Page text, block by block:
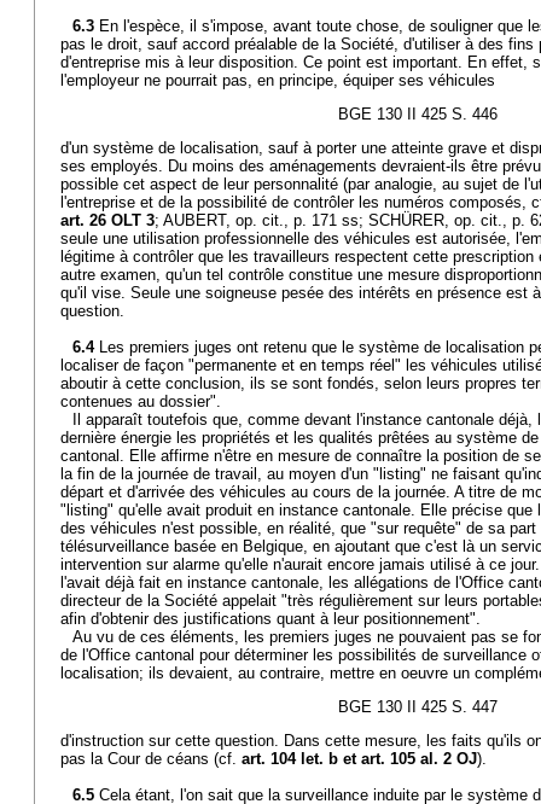
6.3 En l'espèce, il s'impose, avant toute chose, de souligner que
pas le droit, sauf accord préalable de la Société, d'utiliser à des fins
d'entreprise mis à leur disposition. Ce point est important. En effet,
l'employeur ne pourrait pas, en principe, équiper ses véhicules
BGE 130 II 425 S. 446
d'un système de localisation, sauf à porter une atteinte grave et
ses employés. Du moins des aménagements devraient-ils être
possible cet aspect de leur personnalité (par analogie, au sujet de
l'entreprise et de la possibilité de contrôler les numéros composés,
art. 26 OLT 3; AUBERT, op. cit., p. 171 ss; SCHÜRER, op. cit., p.
seule une utilisation professionnelle des véhicules est autorisée,
légitime à contrôler que les travailleurs respectent cette
autre examen, qu'un tel contrôle constitue une mesure
qu'il vise. Seule une soigneuse pesée des intérêts en présence est
question.
6.4 Les premiers juges ont retenu que le système de localisation
localiser de façon "permanente et en temps réel" les véhicules
aboutir à cette conclusion, ils se sont fondés, selon leurs propres
contenues au dossier".
Il apparaît toutefois que, comme devant l'instance cantonale
dernière énergie les propriétés et les qualités prêtées au système
cantonal. Elle affirme n'être en mesure de connaître la position de
la fin de la journée de travail, au moyen d'un "listing" ne faisant
départ et d'arrivée des véhicules au cours de la journée. A titre de
"listing" qu'elle avait produit en instance cantonale. Elle précise que
des véhicules n'est possible, en réalité, que "sur requête" de sa part
télésurveillance basée en Belgique, en ajoutant que c'est là un
intervention sur alarme qu'elle n'aurait encore jamais utilisé à ce
l'avait déjà fait en instance cantonale, les allégations de l'Office
directeur de la Société appelait "très régulièrement sur leurs
afin d'obtenir des justifications quant à leur positionnement".
Au vu de ces éléments, les premiers juges ne pouvaient pas se
de l'Office cantonal pour déterminer les possibilités de surveillance
localisation; ils devaient, au contraire, mettre en oeuvre un
BGE 130 II 425 S. 447
d'instruction sur cette question. Dans cette mesure, les faits qu'ils
pas la Cour de céans (cf. art. 104 let. b et art. 105 al. 2 OJ).
6.5 Cela étant, l'on sait que la surveillance induite par le système